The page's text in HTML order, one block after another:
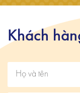
Khách